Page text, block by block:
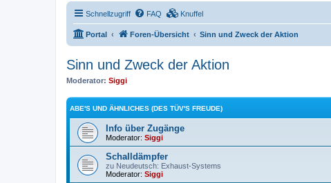
Schnellzugriff FAQ Knuffel
Portal Foren-Übersicht Sinn und Zweck der Aktion
Sinn und Zweck der Aktion
Moderator: Siggi
ABE'S UND ÄHNLICHES (DES TÜV'S FREUDE)
Info über Zugänge
Moderator: Siggi
Schalldämpfer
zu Neudeutsch: Exhaust-Systems
Moderator: Siggi